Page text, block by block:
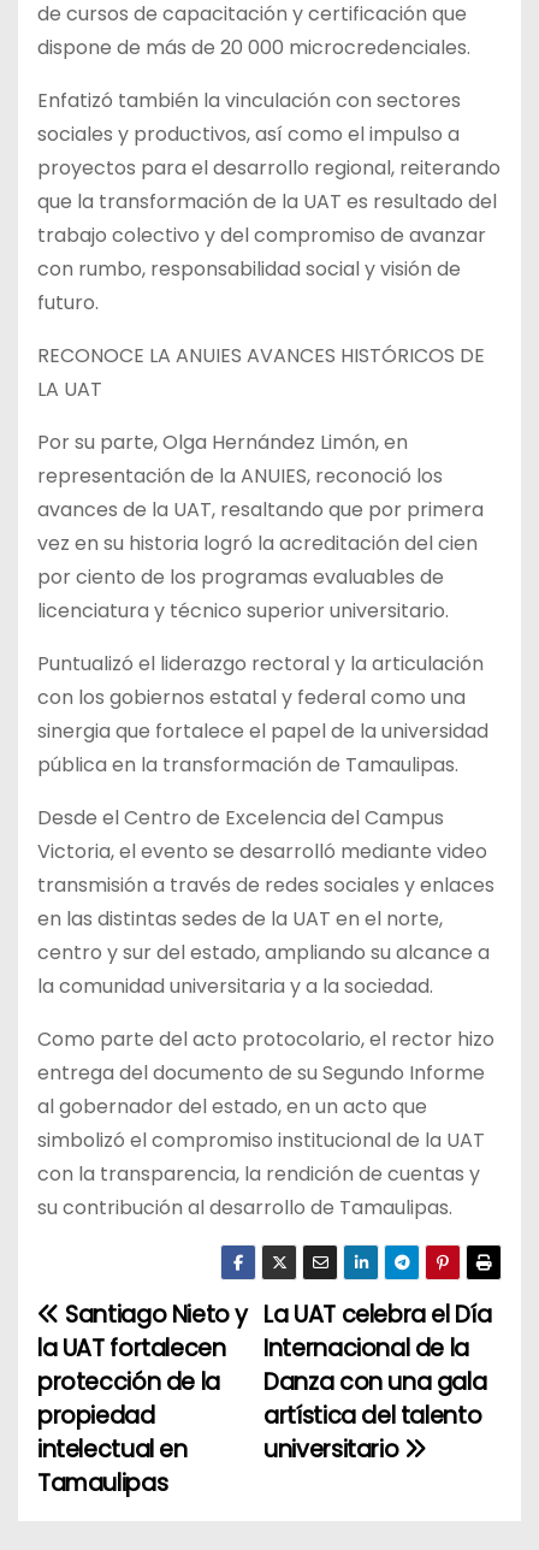
de cursos de capacitación y certificación que
dispone de más de 20 000 microcredenciales.
Enfatizó también la vinculación con sectores
sociales y productivos, así como el impulso a
proyectos para el desarrollo regional, reiterando
que la transformación de la UAT es resultado del
trabajo colectivo y del compromiso de avanzar
con rumbo, responsabilidad social y visión de
futuro.
RECONOCE LA ANUIES AVANCES HISTÓRICOS DE
LA UAT
Por su parte, Olga Hernández Limón, en
representación de la ANUIES, reconoció los
avances de la UAT, resaltando que por primera
vez en su historia logró la acreditación del cien
por ciento de los programas evaluables de
licenciatura y técnico superior universitario.
Puntualizó el liderazgo rectoral y la articulación
con los gobiernos estatal y federal como una
sinergia que fortalece el papel de la universidad
pública en la transformación de Tamaulipas.
Desde el Centro de Excelencia del Campus
Victoria, el evento se desarrolló mediante video
transmisión a través de redes sociales y enlaces
en las distintas sedes de la UAT en el norte,
centro y sur del estado, ampliando su alcance a
la comunidad universitaria y a la sociedad.
Como parte del acto protocolario, el rector hizo
entrega del documento de su Segundo Informe
al gobernador del estado, en un acto que
simbolizó el compromiso institucional de la UAT
con la transparencia, la rendición de cuentas y
su contribución al desarrollo de Tamaulipas.
N
a
v
e
La UAT celebra el Día
Internacional de la
Danza con una gala
artística del talento
universitario
Santiago Nieto y
la UAT fortalecen
protección de la
propiedad
intelectual en
Tamaulipas